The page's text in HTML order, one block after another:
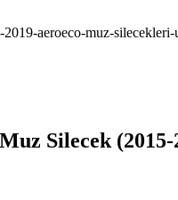
2019-aeroeco-muz-
Silecek